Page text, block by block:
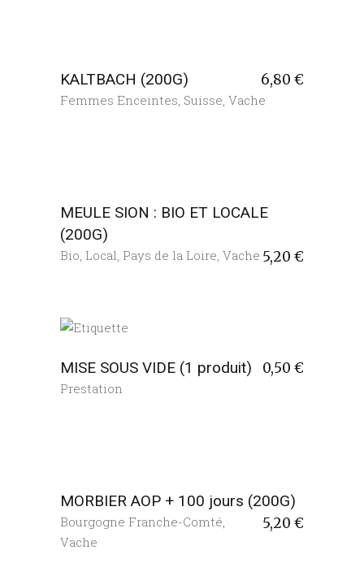
KALTBACH (200G) 6,80 €
Femmes Enceintes, Suisse, Vache
MEULE SION : BIO ET LOCALE
(200G)
5,20 €
Bio Local Pays de la Loire Vache
MISE SOUS VIDE (1 produit) 0,50 €
Prestation
MORBIER AOP + 100 jours (200G)
5,20 €
Bourgogne Franche-Comté
Vache